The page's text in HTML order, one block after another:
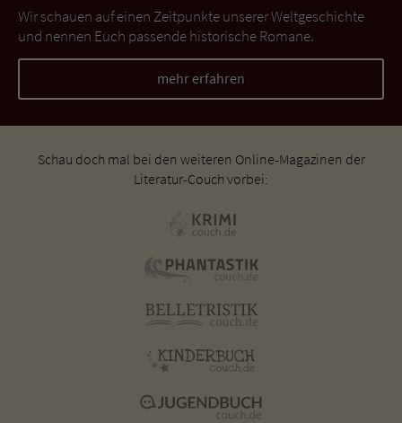
Wir schauen auf einen Zeitpunkte unserer Weltgeschichte
und nennen Euch passende historische Romane.
mehr erfahren
Schau doch mal bei den weiteren Online-Magazinen der
Literatur-Couch vorbei: